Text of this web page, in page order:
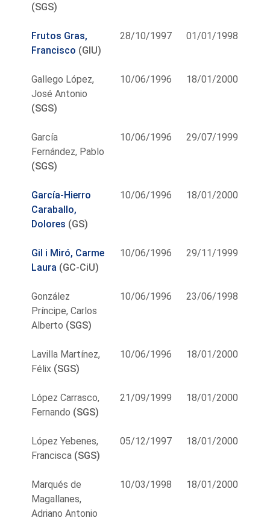
(SGS)
Frutos Gras,
Francisco (GIU)
28/10/1997 01/01/1998
Gallego López,
José Antonio
(SGS)
10/06/1996 18/01/2000
García
Fernández, Pablo
(SGS)
10/06/1996 29/07/1999
García-Hierro
Caraballo,
Dolores (GS)
10/06/1996 18/01/2000
Gil i Miró, Carme
Laura (GC-CiU)
10/06/1996 29/11/1999
González
Príncipe, Carlos
Alberto (SGS)
10/06/1996 23/06/1998
Lavilla Martínez,
Félix (SGS)
10/06/1996 18/01/2000
López Carrasco,
Fernando (SGS)
21/09/1999 18/01/2000
López Yebenes,
Francisca (SGS)
05/12/1997 18/01/2000
Marqués de
Magallanes,
Adriano Antonio
10/03/1998 18/01/2000